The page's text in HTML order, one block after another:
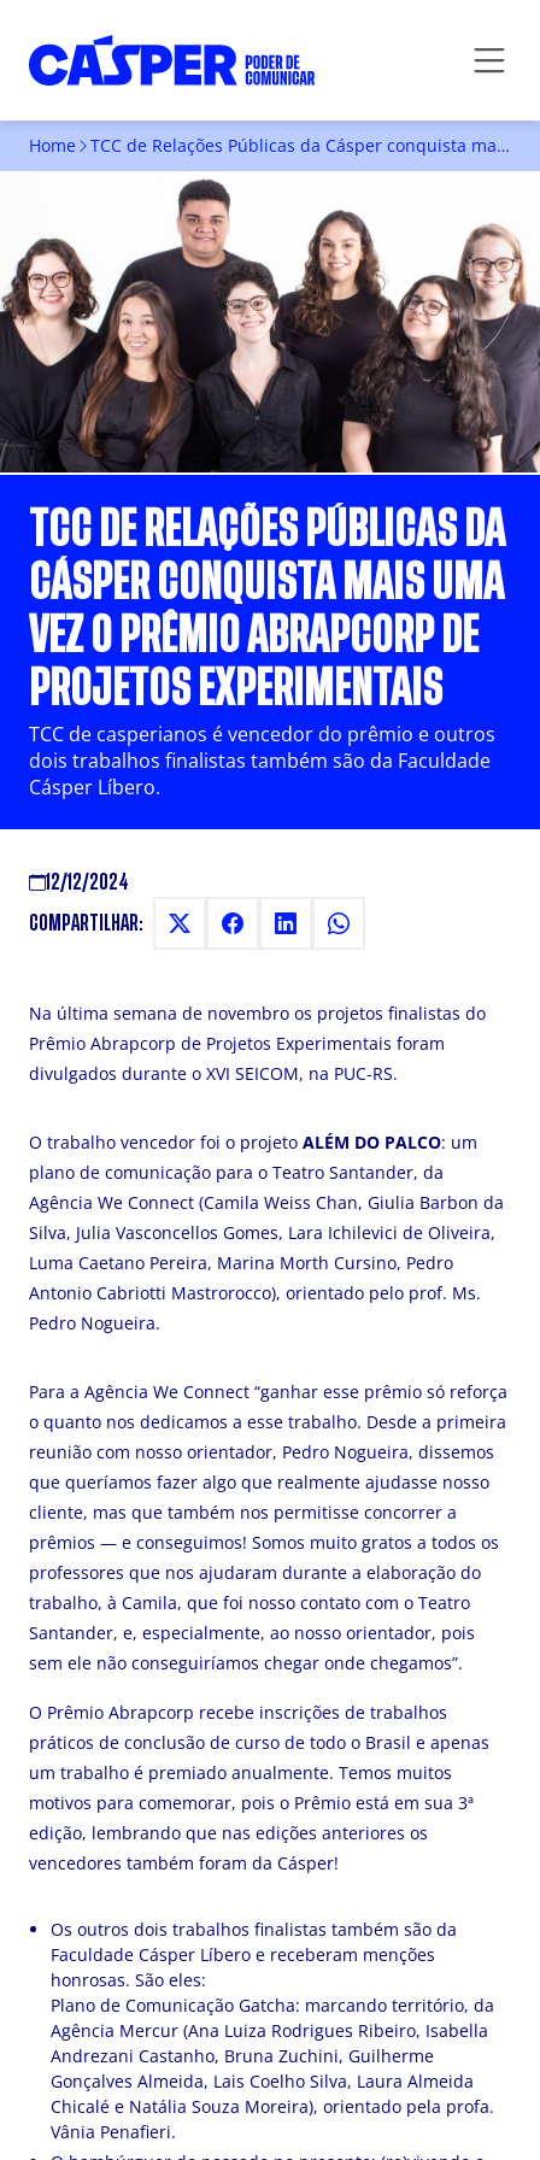
Home TCC de Relações Públicas da Cásper conquista mais uma vez o Prêmio Abrapcorp de Projetos Experimentais
TCC DE RELAÇÕES PÚBLICAS DA
CÁSPER CONQUISTA MAIS UMA
VEZ O PRÊMIO ABRAPCORP DE
PROJETOS EXPERIMENTAIS
TCC de casperianos é vencedor do prêmio e outros
dois trabalhos finalistas também são da Faculdade
Cásper Líbero.
12/12/2024
COMPARTILHAR:
Na última semana de novembro os projetos finalistas do
Prêmio Abrapcorp de Projetos Experimentais foram
divulgados durante o XVI SEICOM, na PUC-RS.
O trabalho vencedor foi o projeto ALÉM DO PALCO: um
plano de comunicação para o Teatro Santander, da
Agência We Connect (Camila Weiss Chan, Giulia Barbon da
Silva, Julia Vasconcellos Gomes, Lara Ichilevici de Oliveira,
Luma Caetano Pereira, Marina Morth Cursino, Pedro
Antonio Cabriotti Mastrorocco), orientado pelo prof. Ms.
Pedro Nogueira.
Para a Agência We Connect “ganhar esse prêmio só reforça
o quanto nos dedicamos a esse trabalho. Desde a primeira
reunião com nosso orientador, Pedro Nogueira, dissemos
que queríamos fazer algo que realmente ajudasse nosso
cliente, mas que também nos permitisse concorrer a
prêmios — e conseguimos! Somos muito gratos a todos os
professores que nos ajudaram durante a elaboração do
trabalho, à Camila, que foi nosso contato com o Teatro
Santander, e, especialmente, ao nosso orientador, pois
sem ele não conseguiríamos chegar onde chegamos”.
O Prêmio Abrapcorp recebe inscrições de trabalhos
práticos de conclusão de curso de todo o Brasil e apenas
um trabalho é premiado anualmente. Temos muitos
motivos para comemorar, pois o Prêmio está em sua 3ª
edição, lembrando que nas edições anteriores os
vencedores também foram da Cásper!
Os outros dois trabalhos finalistas também são da
Faculdade Cásper Líbero e receberam menções
honrosas. São eles:
Plano de Comunicação Gatcha: marcando território, da
Agência Mercur (Ana Luiza Rodrigues Ribeiro, Isabella
Andrezani Castanho, Bruna Zuchini, Guilherme
Gonçalves Almeida, Lais Coelho Silva, Laura Almeida
Chicalé e Natália Souza Moreira), orientado pela profa.
Vânia Penafieri.